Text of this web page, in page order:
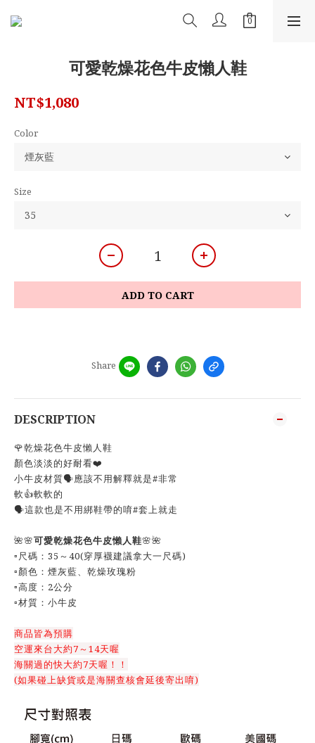
可愛乾燥花色牛皮懶人鞋
NT$1,080
Color
Size
ADD TO CART
Share
DESCRIPTION
🌹乾燥花色牛皮懶人鞋
顏色淡淡的好耐看❤️
小牛皮材質🗣️應該不用解釋就是#非常
軟👍軟軟的
🗣️這款也是不用綁鞋帶的唷#套上就走
🌺🌸可愛乾燥花色牛皮懶人鞋🌸🌺
▫️尺碼：35～40(穿厚襪建議拿大一尺碼)
▫️顏色：煙灰藍、乾燥玫瑰粉
▫️高度：2公分
▫️材質：小牛皮
商品皆為預購
空運來台大約7～14天喔
海關過的快大約7天喔！！
(如果碰上缺貨或是海關查核會延後寄出唷)